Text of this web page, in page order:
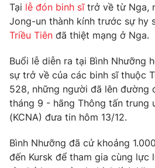
Sản phẩm
Tư vấn
Giao lưu trực tuyến
Lịch phát sóng
Chuyên mục khác
Emagazine
Photo
Tại lễ đón binh sĩtrở về từ Nga,
Jong-un thành kính trước sự hy
Triều Tiên đã thiệt mạng ở Nga.
Buổi lễ diễn ra tại Bình Nhưỡng
sự trở về của các binh sĩ thuộc
528, những người đã lên đường
tháng 9 - hãng Thông tấn trung
(KCNA) đưa tin hôm 13/12.
Bình Nhưỡng đã cử khoảng
đến Kursk để tham gia cùng lực